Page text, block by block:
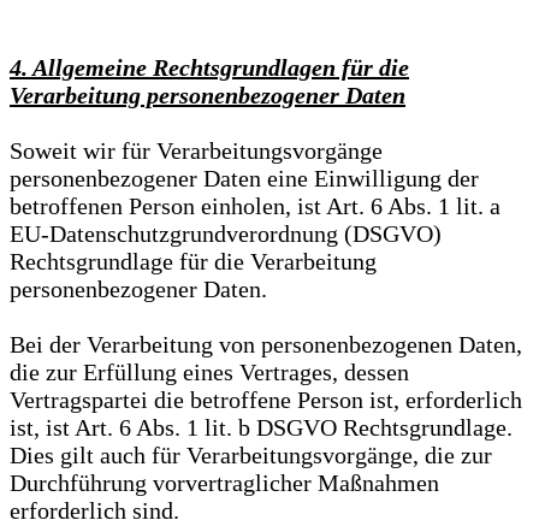
4. Allgemeine Rechtsgrundlagen für die
Verarbeitung personenbezogener Daten
Soweit wir für Verarbeitungsvorgänge
personenbezogener Daten eine Einwilligung der
betroffenen Person einholen, ist Art. 6 Abs. 1 lit. a
EU-Datenschutzgrundverordnung (DSGVO)
Rechtsgrundlage für die Verarbeitung
personenbezogener Daten.
Bei der Verarbeitung von personenbezogenen Daten,
die zur Erfüllung eines Vertrages, dessen
Vertragspartei die betroffene Person ist, erforderlich
ist, ist Art. 6 Abs. 1 lit. b DSGVO Rechtsgrundlage.
Dies gilt auch für Verarbeitungsvorgänge, die zur
Durchführung vorvertraglicher Maßnahmen
erforderlich sind.